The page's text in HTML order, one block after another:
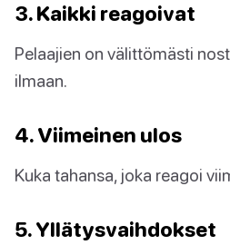
3. Kaikki reagoivat
Pelaajien on välittömästi
ilmaan.
4. Viimeinen ulos
Kuka tahansa, joka reagoi
5. Yllätysvaihdokset